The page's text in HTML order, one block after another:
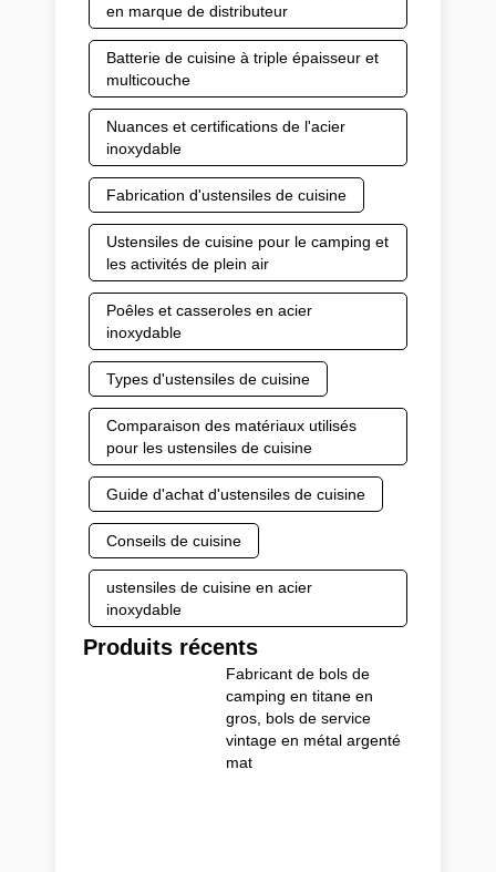
en marque de distributeur
Batterie de cuisine à triple épaisseur et
multicouche
Nuances et certifications de l'acier
inoxydable
Fabrication d'ustensiles de cuisine
Ustensiles de cuisine pour le camping et
les activités de plein air
Poêles et casseroles en acier
inoxydable
Types d'ustensiles de cuisine
Comparaison des matériaux utilisés
pour les ustensiles de cuisine
Guide d'achat d'ustensiles de cuisine
Conseils de cuisine
ustensiles de cuisine en acier
inoxydable
Produits récents
Fabricant de bols de
camping en titane en
gros, bols de service
vintage en métal argenté
mat